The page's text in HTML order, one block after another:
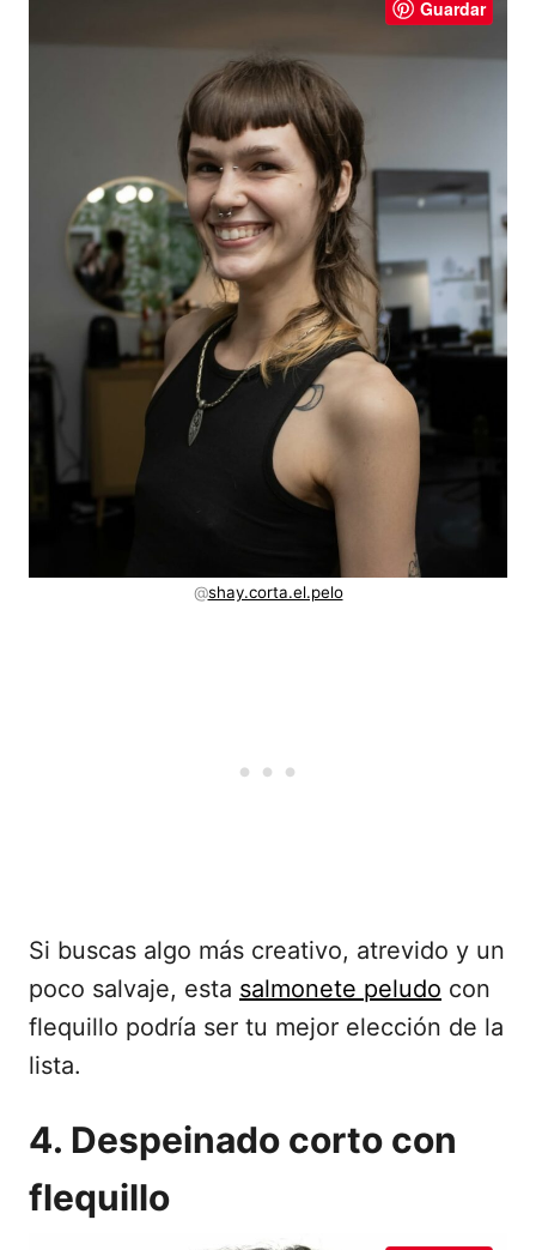
Guardar
@shay.corta.el.pelo
Si buscas algo más creativo, atrevido y un
poco salvaje, esta salmonete peludo con
flequillo podría ser tu mejor elección de la
lista.
4. Despeinado corto con
flequillo